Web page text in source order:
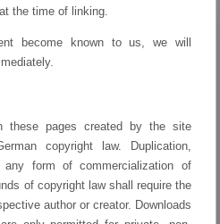
the time of linking.
become known to us, we will
these pages created by the site
copyright law. Duplication,
any form of commercialization of
of copyright law shall require the
author or creator. Downloads